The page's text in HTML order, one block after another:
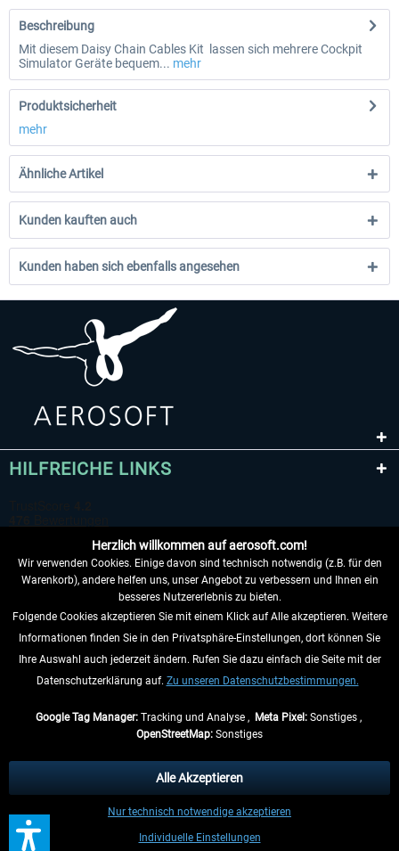
Beschreibung
Mit diesem Daisy Chain Cables Kit lassen sich mehrere Cockpit
Simulator Geräte bequem... mehr
Produktsicherheit
mehr
Ähnliche Artikel
Kunden kauften auch
Kunden haben sich ebenfalls angesehen
HILFREICHE LINKS
VERTRAG WIDERRUFEN
INFORMATIONEN
anders beschrieben.
** Gilt für Lieferungen innerhalb Deutschlands, Lieferzeiten für andere Länder
entnehmen Sie bitte denVersandinformationen
Herzlich willkommen auf aerosoft.com!
Wir verwenden Cookies. Einige davon sind technisch notwendig (z.B. für den
Warenkorb), andere helfen uns, unser Angebot zu verbessern und Ihnen ein
besseres Nutzererlebnis zu bieten.
Folgende Cookies akzeptieren Sie mit einem Klick auf Alle akzeptieren. Weitere
Informationen finden Sie in den Privatsphäre-Einstellungen, dort können Sie
Ihre Auswahl auch jederzeit ändern. Rufen Sie dazu einfach die Seite mit der
Datenschutzerklärung auf. Zu unseren Datenschutzbestimmungen.
Google Tag Manager:Tracking und Analyse , Meta Pixel:Sonstiges ,
OpenStreetMap: Sonstiges
Individuelle Einstellungen
Nur technisch notwendige akzeptieren
Alle Akzeptieren